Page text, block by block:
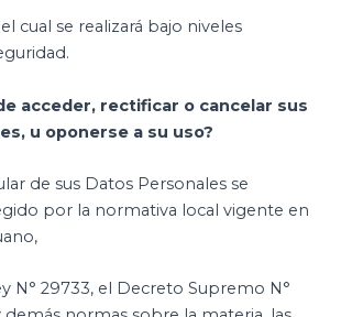
cual se realizará bajo niveles
acceder, rectificar o cancelar sus
u oponerse a su uso?
de sus Datos Personales se
por la normativa local vigente en
N° 29733, el Decreto Supremo N°